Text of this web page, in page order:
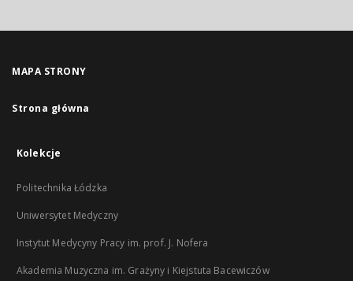
MAPA STRONY
Strona główna
Kolekcje
Politechnika Łódzka
Uniwersytet Medyczny
Instytut Medycyny Pracy im. prof. J. Nofera
Akademia Muzyczna im. Grażyny i Kiejstuta Bacewiczów